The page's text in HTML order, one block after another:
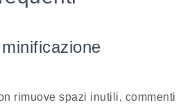
rimuove spazi inutili, commenti